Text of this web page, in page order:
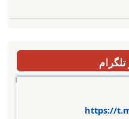
https://